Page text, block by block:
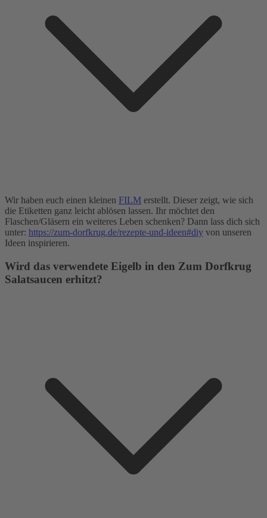
Wir haben euch einen kleinen FILM erstellt. Dieser zeigt, wie sich
die Etiketten ganz leicht ablösen lassen. Ihr möchtet den
Flaschen/Gläsern ein weiteres Leben schenken? Dann lass dich sich
unter: https://zum-dorfkrug.de/rezepte-und-ideen#diy von unseren
Ideen inspirieren.
Wird das verwendete Eigelb in den Zum Dorfkrug
Salatsaucen erhitzt?